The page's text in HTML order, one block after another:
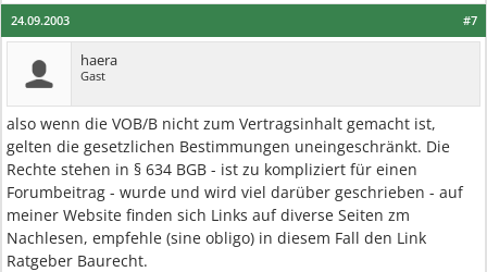
#7
24.09.2003
haera
Gast
also wenn die VOB/B nicht zum Vertragsinhalt gemacht ist,
gelten die gesetzlichen Bestimmungen uneingeschränkt. Die
Rechte stehen in § 634 BGB - ist zu kompliziert für einen
Forumbeitrag - wurde und wird viel darüber geschrieben - auf
meiner Website finden sich Links auf diverse Seiten zm
Nachlesen, empfehle (sine obligo) in diesem Fall den Link
Ratgeber Baurecht.